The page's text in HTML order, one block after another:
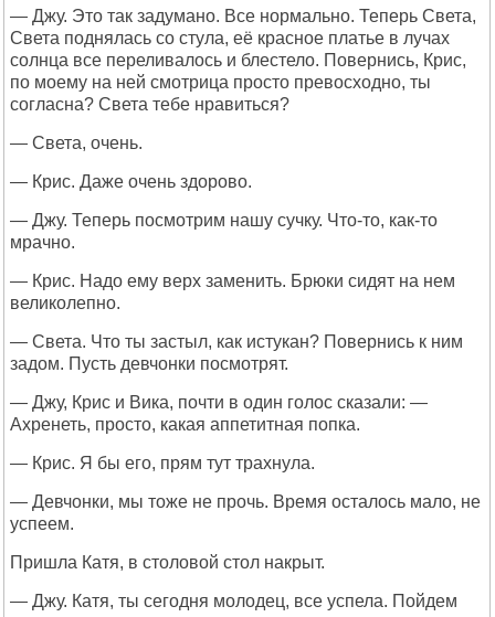
— Джу. Это так задумано. Все нормально. Теперь Света,
Света поднялась со стула, её красное платье в лучах
солнца все переливалось и блестело. Повернись, Крис,
по моему на ней смотрица просто превосходно, ты
согласна? Света тебе нравиться?
— Света, очень.
— Крис. Даже очень здорово.
— Джу. Теперь посмотрим нашу сучку. Что-то, как-то
мрачно.
— Крис. Надо ему верх заменить. Брюки сидят на нем
великолепно.
— Света. Что ты застыл, как истукан? Повернись к ним
задом. Пусть девчонки посмотрят.
— Джу, Крис и Вика, почти в один голос сказали: —
Ахренеть, просто, какая аппетитная попка.
— Крис. Я бы его, прям тут трахнула.
— Девчонки, мы тоже не прочь. Время осталось мало, не
успеем.
Пришла Катя, в столовой стол накрыт.
— Джу. Катя, ты сегодня молодец, все успела. Пойдем